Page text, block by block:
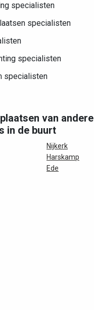
specialisten
specialisten
specialisten
specialisten
van andere
in de buurt
Nijkerk
Harskamp
Ede